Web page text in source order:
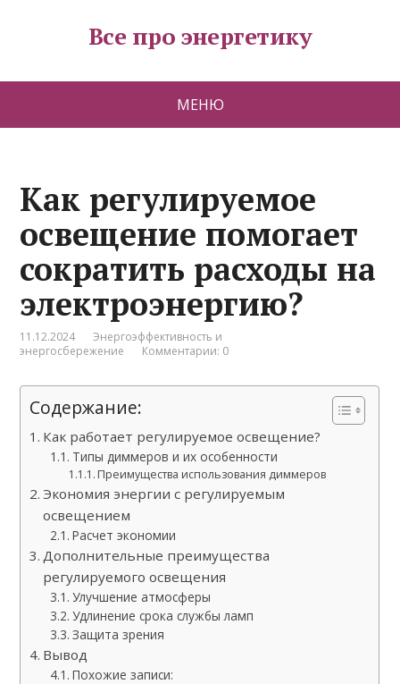
Все про энергетику
МЕНЮ
Как регулируемое
освещение помогает
сократить расходы на
электроэнергию?
11.12.2024
Энергоэффективность и
энергосбережение
Комментарии: 0
Содержание:
Как работает регулируемое освещение?
Типы диммеров и их особенности
Преимущества использования диммеров
Экономия энергии с регулируемым
освещением
Расчет экономии
Дополнительные преимущества
регулируемого освещения
Улучшение атмосферы
Удлинение срока службы ламп
Защита зрения
Вывод
Похожие записи: